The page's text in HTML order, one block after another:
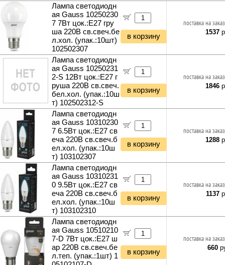
Лампа светодиодн
ая Gauss 10250230
7 7Вт цок.:E27 гру
ша 220B св.свеч.бе
л.хол. (упак.:10шт)
102502307
в корзину
поставка на
1537
Лампа светодиодн
ая Gauss 10250231
2-S 12Вт цок.:E27 г
руша 220B св.свеч.
бел.хол. (упак.:10ш
т) 102502312-S
в корзину
поставка на
1846
Лампа светодиодн
ая Gauss 10310230
7 6.5Вт цок.:E27 св
еча 220B св.свеч.б
ел.хол. (упак.:10ш
т) 103102307
в корзину
поставка на
1288
Лампа светодиодн
ая Gauss 10310231
0 9.5Вт цок.:E27 св
еча 220B св.свеч.б
ел.хол. (упак.:10ш
т) 103102310
в корзину
поставка на
1137
Лампа светодиодн
ая Gauss 10510210
7-D 7Вт цок.:E27 ш
ар 220B св.свеч.бе
л.теп. (упак.:1шт) 1
в корзину
поставка на
660